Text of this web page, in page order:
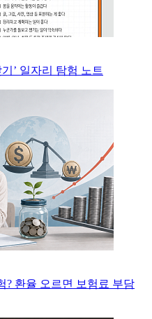
’ 일자리 탐험 노트
? 환율 오르면 보험료 부담